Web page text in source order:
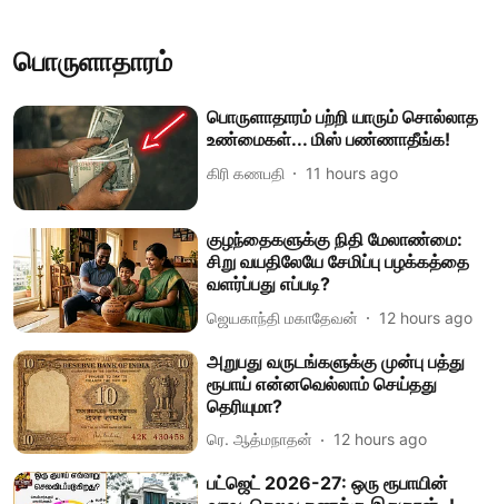
பொருளாதாரம்
பொருளாதாரம் பற்றி யாரும் சொல்லாத
உண்மைகள்... மிஸ் பண்ணாதீங்க!
கிரி கணபதி 11 hours ago
குழந்தைகளுக்கு நிதி மேலாண்மை:
சிறு வயதிலேயே சேமிப்பு பழக்கத்தை
வளர்ப்பது எப்படி?
ஜெயகாந்தி மகாதேவன் 12 hours ago
அறுபது வருடங்களுக்கு முன்பு பத்து
ரூபாய் என்னவெல்லாம் செய்தது
தெரியுமா?
ரெ. ஆத்மநாதன் 12 hours ago
பட்ஜெட் 2026-27: ஒரு ரூபாயின்